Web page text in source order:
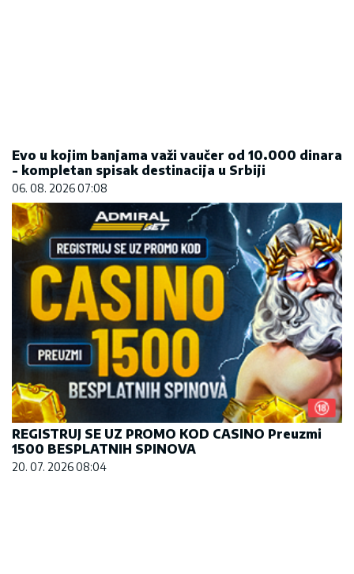
06. 08. 2026 07:08
REGISTRUJ SE UZ PROMO KOD CASINO Preuzmi
1500 BESPLATNIH SPINOVA
20. 07. 2026 08:04